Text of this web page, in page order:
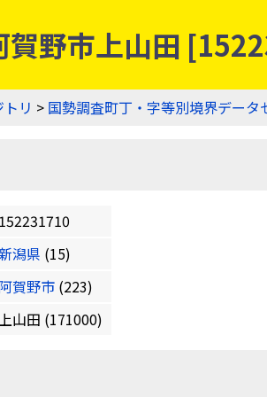
賀野市上山田
リ > 国勢調査町丁・字等別境界データ
152231710
潟県 (15)
阿賀野市 (223)
山田 (171000)